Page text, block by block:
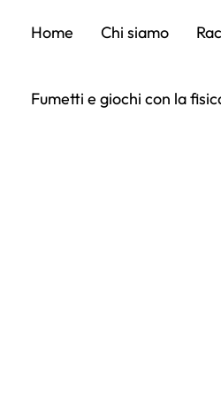
Home Chi siamo
Fumetti e giochi con la